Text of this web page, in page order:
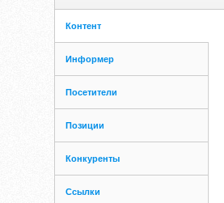
Контент
Информер
Посетители
Позиции
Конкуренты
Ссылки